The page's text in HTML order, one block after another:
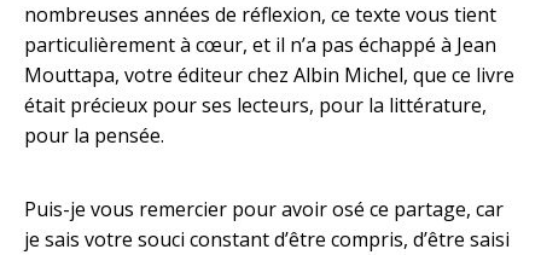
nombreuses années de réflexion, ce texte vous tient
particulièrement à cœur, et il n’a pas échappé à Jean
Mouttapa, votre éditeur chez Albin Michel, que ce livre
était précieux pour ses lecteurs, pour la littérature,
pour la pensée.
Puis-je vous remercier pour avoir osé ce partage, car
je sais votre souci constant d’être compris, d’être saisi